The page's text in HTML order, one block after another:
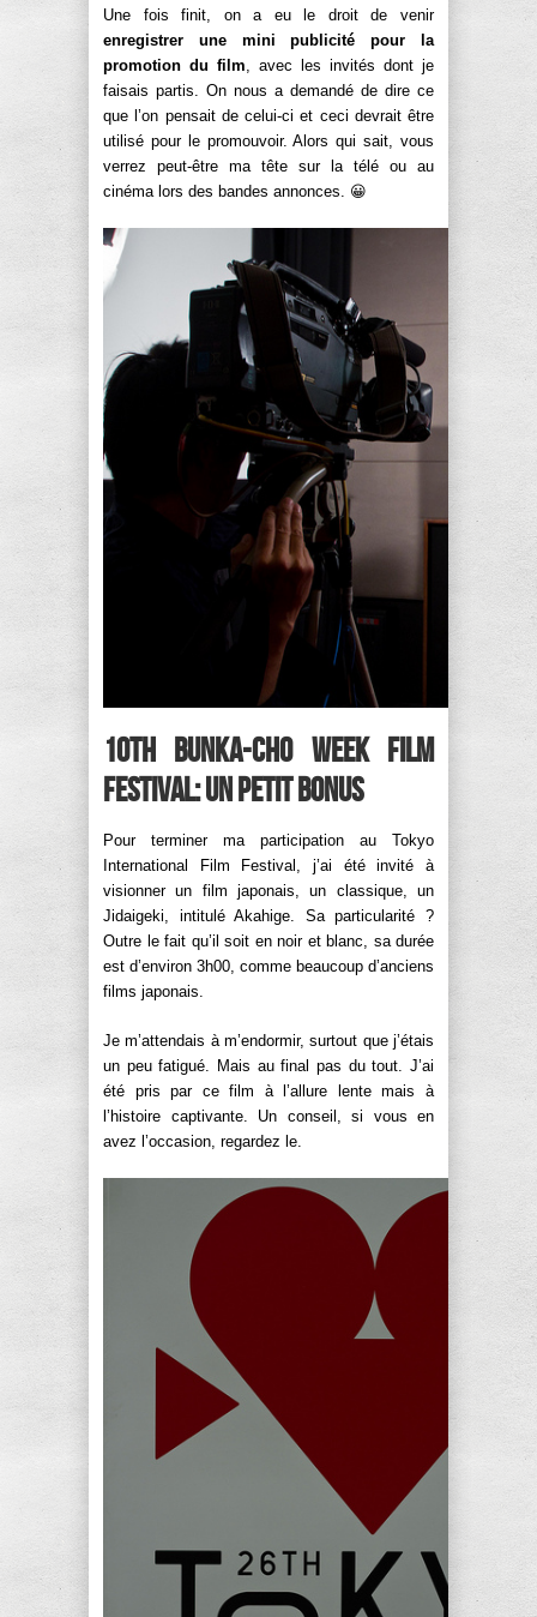
Une fois finit, on a eu le droit de venir
enregistrer une mini publicité pour la
promotion du film , avec les invités dont je
faisais partis. On nous a demandé de dire ce
que l’on pensait de celui-ci et ceci devrait être
utilisé pour le promouvoir. Alors qui sait, vous
verrez peut-être ma tête sur la télé ou au
cinéma lors des bandes annonces. 😀
10th Bunka-cho week film
festival: un petit bonus
Pour terminer ma participation au Tokyo
International Film Festival, j’ai été invité à
visionner un film japonais, un classique, un
Jidaigeki, intitulé Akahige. Sa particularité ?
Outre le fait qu’il soit en noir et blanc, sa durée
est d’environ 3h00, comme beaucoup d’anciens
films japonais.
Je m’attendais à m’endormir, surtout que j’étais
un peu fatigué. Mais au final pas du tout. J’ai
été pris par ce film à l’allure lente mais à
l’histoire captivante. Un conseil, si vous en
avez l’occasion, regardez le.